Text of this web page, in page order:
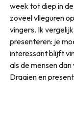
week tot diep in
zoveel vlleguren
vingers. Ik
presenteren: je
interessant blijft
als de mensen
Draaien en